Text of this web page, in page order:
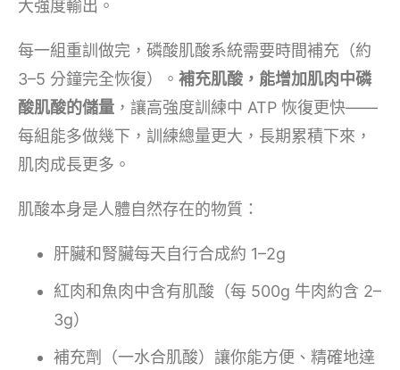
大強度輸出。
每一組重訓做完，磷酸肌酸系統需要時間補充（約
3–5 分鐘完全恢復）。 補充肌酸，能增加肌肉中磷
酸肌酸的儲量 ，讓高強度訓練中 ATP 恢復更快——
每組能多做幾下，訓練總量更大，長期累積下來，
肌肉成長更多。
肌酸本身是人體自然存在的物質：
肝臟和腎臟每天自行合成約 1–2g
紅肉和魚肉中含有肌酸（每 500g 牛肉約含 2–
3g）
補充劑（一水合肌酸）讓你能方便、精確地達